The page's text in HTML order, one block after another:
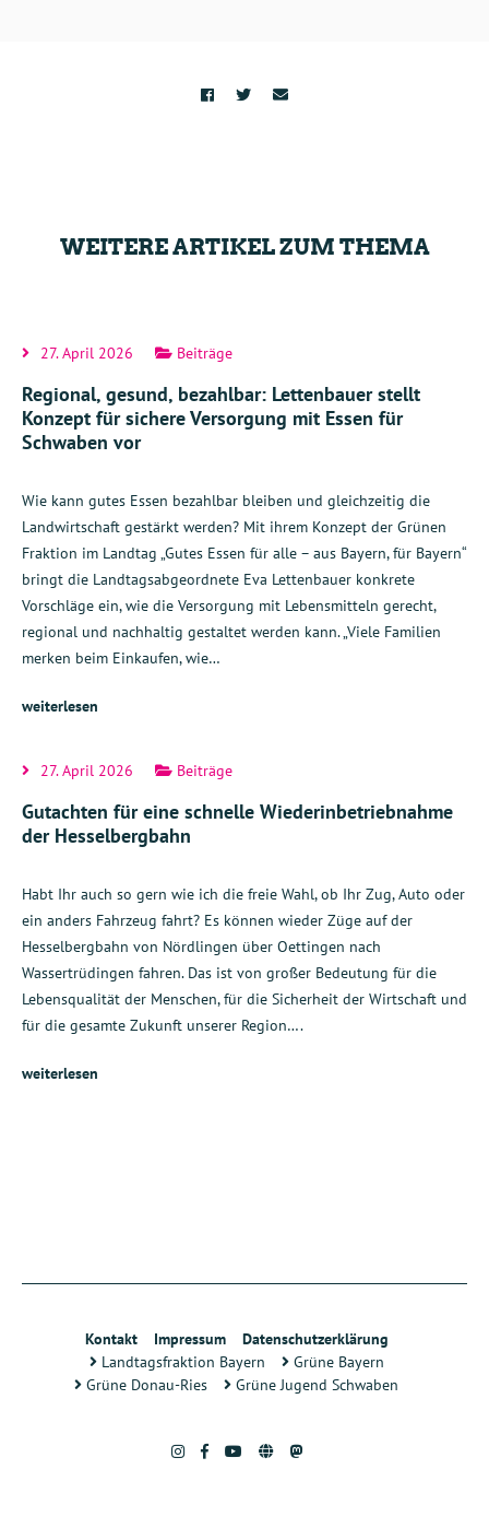
WEITERE ARTIKEL ZUM THEMA
27. April 2026 Beiträge
Regional, gesund, bezahlbar: Lettenbauer stellt
Konzept für sichere Versorgung mit Essen für
Schwaben vor
Wie kann gutes Essen bezahlbar bleiben und gleichzeitig die
Landwirtschaft gestärkt werden? Mit ihrem Konzept der Grünen
Fraktion im Landtag „Gutes Essen für alle – aus Bayern, für Bayern“
bringt die Landtagsabgeordnete Eva Lettenbauer konkrete
Vorschläge ein, wie die Versorgung mit Lebensmitteln gerecht,
regional und nachhaltig gestaltet werden kann. „Viele Familien
merken beim Einkaufen, wie…
weiterlesen
27. April 2026 Beiträge
Gutachten für eine schnelle Wiederinbetriebnahme
der Hesselbergbahn
Habt Ihr auch so gern wie ich die freie Wahl, ob Ihr Zug, Auto oder
ein anders Fahrzeug fahrt? Es können wieder Züge auf der
Hesselbergbahn von Nördlingen über Oettingen nach
Wassertrüdingen fahren. Das ist von großer Bedeutung für die
Lebensqualität der Menschen, für die Sicherheit der Wirtschaft und
für die gesamte Zukunft unserer Region….
weiterlesen
Kontakt Impressum
Datenschutzerklärung
Landtagsfraktion Bayern
Grüne Bayern
Grüne Donau-Ries
Grüne Jugend Schwaben